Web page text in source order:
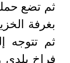
ثم تضع
بغرفة
ثم تتوجه
فراخ بلدي